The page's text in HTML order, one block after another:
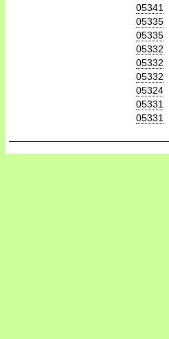
05341
05335
05335
05332
05332
05332
05324
05331
05331